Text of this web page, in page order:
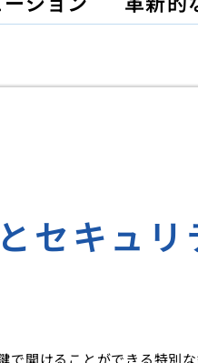
セキュリ
開けることができる特別